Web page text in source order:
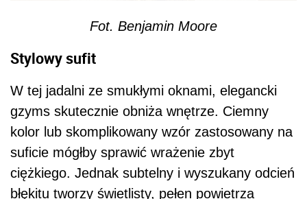
wiosenny klimat i otwiera wnętrze. Jasny błękit
idealnie dopełnia ciemną kolorystykę ścian w
odcieniach szarości, warto zwrócić uwagę tez
na jasny kolor użyty do wykończenia listew i
futryn.